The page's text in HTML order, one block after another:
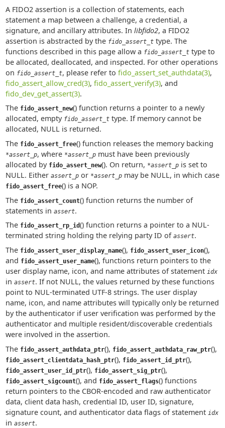
A FIDO2 assertion is a collection of statements, each
statement a map between a challenge, a credential, a
signature, and ancillary attributes. In libfido2, a FIDO2
assertion is abstracted by the fido_assert_ttype. The
functions described in this page allow a fido_assert_ttype to
be allocated, deallocated, and inspected. For other operations
on fido_assert_t, please refer to fido_assert_set_authdata(3),
fido_assert_allow_cred(3), fido_assert_verify(3), and
fido_dev_get_assert(3).
The fido_assert_new() function returns a pointer to a newly
allocated, empty fido_assert_ttype. If memory cannot be
allocated, NULL is returned.
The fido_assert_free() function releases the memory backing
*assert_p, where *assert_pmust have been previously
allocated by fido_assert_new(). On return, *assert_pis set to
NULL. Either assert_por *assert_pmay be NULL, in which case
fido_assert_free() is a NOP.
The fido_assert_count() function returns the number of
statements in assert.
The fido_assert_rp_id() function returns a pointer to a NUL-
terminated string holding the relying party ID of assert.
The fido_assert_user_display_name(), fido_assert_user_icon(),
and fido_assert_user_name(), functions return pointers to the
user display name, icon, and name attributes of statement idx
in assert. If not NULL, the values returned by these functions
point to NUL-terminated UTF-8 strings. The user display
name, icon, and name attributes will typically only be returned
by the authenticator if user verification was performed by the
authenticator and multiple resident/discoverable credentials
were involved in the assertion.
The fido_assert_authdata_ptr(), fido_assert_authdata_raw_ptr(),
fido_assert_clientdata_hash_ptr(), fido_assert_id_ptr(),
fido_assert_user_id_ptr(), fido_assert_sig_ptr(),
fido_assert_sigcount(), and fido_assert_flags() functions
return pointers to the CBOR-encoded and raw authenticator
data, client data hash, credential ID, user ID, signature,
signature count, and authenticator data flags of statement idx
in assert.